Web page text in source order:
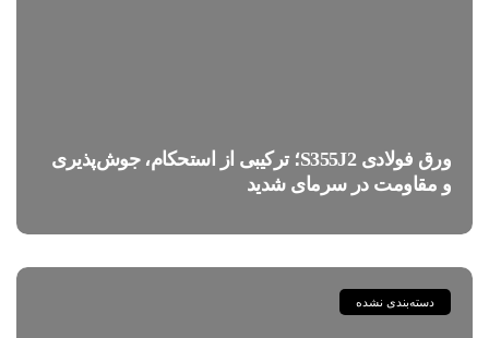
ورق فولادی S355J2؛ ترکیبی از استحکام، جوش‌پذیری
و مقاومت در سرمای شدید
دسته‌بندی نشده